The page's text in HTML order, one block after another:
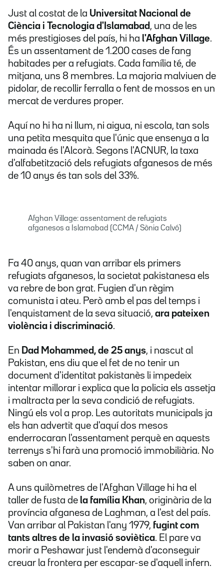
Just al costat de la Universitat Nacional de
Ciència i Tecnologia d'Islamabad , una de les
més prestigioses del país, hi ha l'Afghan Village.
És un assentament de 1.200 cases de fang
habitades per a refugiats. Cada família té, de
mitjana, uns 8 membres. La majoria malviuen de
pidolar, de recollir ferralla o fent de mossos en un
mercat de verdures proper.
Aquí no hi ha ni llum, ni aigua, ni escola, tan sols
una petita mesquita que l'únic que ensenya a la
mainada és l'Alcorà. Segons l'ACNUR, la taxa
d'alfabetització dels refugiats afganesos de més
de 10 anys és tan sols del 33%.
Afghan Village: assentament de refugiats
afganesos a Islamabad (CCMA / Sònia Calvó)
Fa 40 anys, quan van arribar els primers
refugiats afganesos, la societat pakistanesa els
va rebre de bon grat. Fugien d'un règim
comunista i ateu. Però amb el pas del temps i
l'enquistament de la seva situació, ara pateixen
violència i discriminació.
En Dad Mohammed, de 25 anys, i nascut al
Pakistan, ens diu que el fet de no tenir un
document d'identitat pakistanès li impedeix
intentar millorar i explica que la policia els assetja
i maltracta per la seva condició de refugiats.
Ningú els vol a prop. Les autoritats municipals ja
els han advertit que d'aquí dos mesos
enderrocaran l'assentament perquè en aquests
terrenys s'hi farà una promoció immobiliària. No
saben on anar.
A uns quilòmetres de l'Afghan Village hi ha el
taller de fusta de la família Khan, originària de la
província afganesa de Laghman, a l'est del país.
Van arribar al Pakistan l'any 1979, fugint com
tants altres de la invasió soviètica. El pare va
morir a Peshawar just l'endemà d'aconseguir
creuar la frontera per escapar-se d'aquell infern.